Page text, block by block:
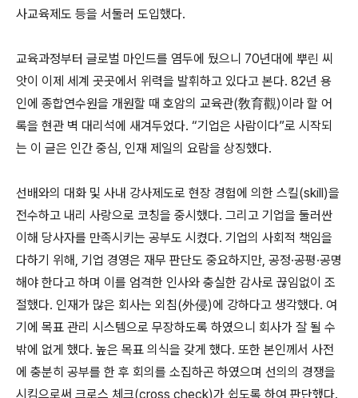
사교육제도 등을 서둘러 도입했다.
교육과정부터 글로벌 마인드를 염두에 뒀으니 70년대에 뿌린 씨
앗이 이제 세계 곳곳에서 위력을 발휘하고 있다고 본다. 82년 용
인에 종합연수원을 개원할 때 호암의 교육관(敎育觀)이라 할 어
록을 현관 벽 대리석에 새겨두었다. “기업은 사람이다”로 시작되
는 이 글은 인간 중심, 인재 제일의 요람을 상징했다.
선배와의 대화 및 사내 강사제도로 현장 경험에 의한 스킬(skill)을
전수하고 내리 사랑으로 코칭을 중시했다. 그리고 기업을 둘러싼
이해 당사자를 만족시키는 공부도 시켰다. 기업의 사회적 책임을
다하기 위해, 기업 경영은 재무 판단도 중요하지만, 공정·공평·공명
해야 한다고 하며 이를 엄격한 인사와 충실한 감사로 끊임없이 조
절했다. 인재가 많은 회사는 외침(外侵)에 강하다고 생각했다. 여
기에 목표 관리 시스템으로 무장하도록 하였으니 회사가 잘 될 수
밖에 없게 했다. 높은 목표 의식을 갖게 했다. 또한 본인께서 사전
에 충분히 공부를 한 후 회의를 소집하곤 하였으며 선의의 경쟁을
시킴으로써 크로스 체크(cross check)가 쉽도록 하여 판단했다.